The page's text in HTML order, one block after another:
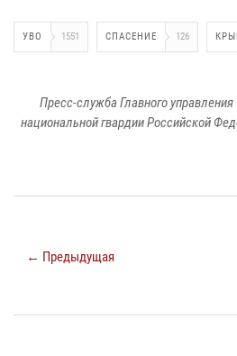
УВО 1551 СПАСЕНИЕ 126
Пресс-служба Главного
национальной гвардии Российской
← Предыдущая